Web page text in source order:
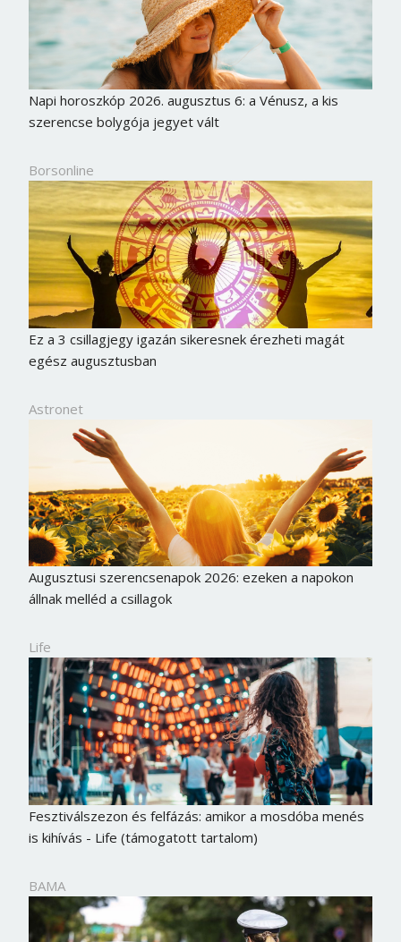
Napi horoszkóp 2026. augusztus 6: a Vénusz, a kis
szerencse bolygója jegyet vált
Borsonline
Ez a 3 csillagjegy igazán sikeresnek érezheti magát
egész augusztusban
Astronet
Augusztusi szerencsenapok 2026: ezeken a napokon
állnak melléd a csillagok
Life
Fesztiválszezon és felfázás: amikor a mosdóba menés
is kihívás - Life (támogatott tartalom)
BAMA